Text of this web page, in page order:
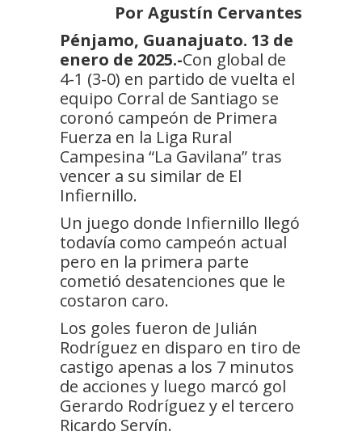
Por Agustín Cervantes
Pénjamo, Guanajuato. 13 de
enero de 2025.-Con global de
4-1 (3-0) en partido de vuelta el
equipo Corral de Santiago se
coronó campeón de Primera
Fuerza en la Liga Rural
Campesina “La Gavilana” tras
vencer a su similar de El
Infiernillo.
Un juego donde Infiernillo llegó
todavía como campeón actual
pero en la primera parte
cometió desatenciones que le
costaron caro.
Los goles fueron de Julián
Rodríguez en disparo en tiro de
castigo apenas a los 7 minutos
de acciones y luego marcó gol
Gerardo Rodríguez y el tercero
Ricardo Servín.